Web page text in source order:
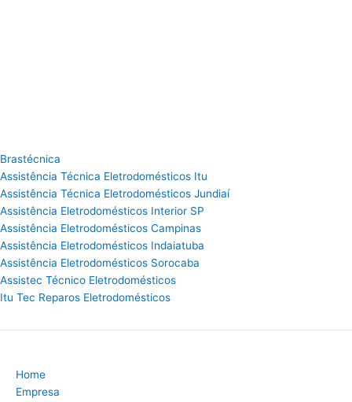
Brastécnica
Assistência Técnica Eletrodomésticos Itu
Assistência Técnica Eletrodomésticos Jundiaí
Assistência Eletrodomésticos Interior SP
Assistência Eletrodomésticos Campinas
Assistência Eletrodomésticos Indaiatuba
Assistência Eletrodomésticos Sorocaba
Assistec Técnico Eletrodomésticos
Itu Tec Reparos Eletrodomésticos
Home
Empresa